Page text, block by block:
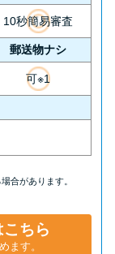
10秒簡易審査
郵送物ナシ
可※1
合があります。
ちら
ます。